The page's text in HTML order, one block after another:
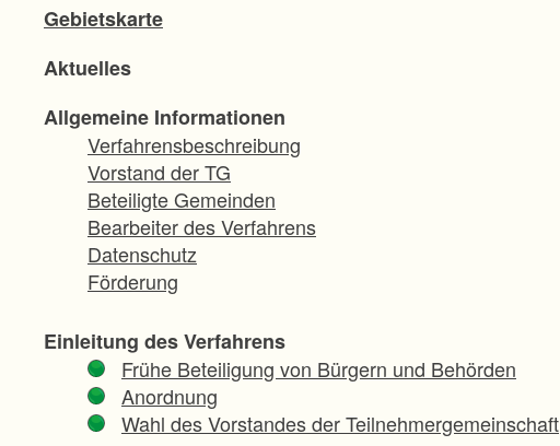
Gebietskarte
Aktuelles
Allgemeine Informationen
Verfahrensbeschreibung
Vorstand der TG
Beteiligte Gemeinden
Bearbeiter des Verfahrens
Datenschutz
Förderung
Einleitung des Verfahrens
Frühe Beteiligung von Bürgern und Behörden
Anordnung
Wahl des Vorstandes der Teilnehmergemeinschaft